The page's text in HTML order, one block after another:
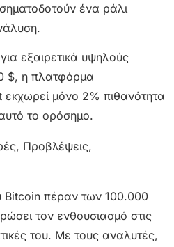
ένα ράλι
εξαιρετικά υψηλούς
$, η πλατφόρμα
μόνο 2% πιθανότητα
το ορόσημο.
πέραν των 100.000
τον ενθουσιασμό στις
του. Με τους αναλυτές,